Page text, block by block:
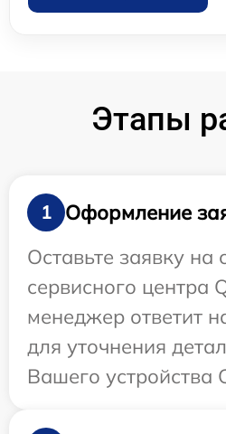
Этапы
1
Оформление
Оставьте заявку на
сервисного центра
менеджер ответит
для уточнения
Вашего устройства